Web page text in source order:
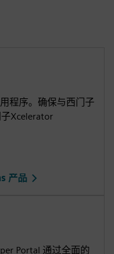
程序。确保与西门子
Xcelerator
产品
Portal 通过全面的